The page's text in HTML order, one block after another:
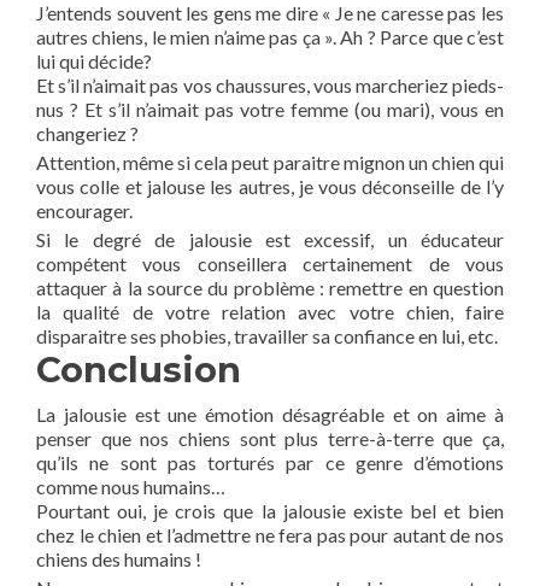
J’entends souvent les gens me dire « Je ne caresse pas les
autres chiens, le mien n’aime pas ça ». Ah ? Parce que c’est
lui qui décide?
Et s’il n’aimait pas vos chaussures, vous marcheriez pieds-
nus ? Et s’il n’aimait pas votre femme (ou mari), vous en
changeriez ?
Attention, même si cela peut paraitre mignon un chien qui
vous colle et jalouse les autres, je vous déconseille de l’y
encourager.
Si le degré de jalousie est excessif, un éducateur
compétent vous conseillera certainement de vous
attaquer à la source du problème : remettre en question
la qualité de votre relation avec votre chien, faire
disparaitre ses phobies, travailler sa confiance en lui, etc.
Conclusion
La jalousie est une émotion désagréable et on aime à
penser que nos chiens sont plus terre-à-terre que ça,
qu’ils ne sont pas torturés par ce genre d’émotions
comme nous humains…
Pourtant oui, je crois que la jalousie existe bel et bien
chez le chien et l’admettre ne fera pas pour autant de nos
chiens des humains !